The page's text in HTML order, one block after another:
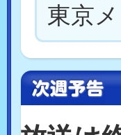
東京